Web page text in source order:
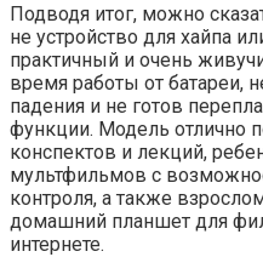
Подводя итог, можно
не устройство для хайпа
практичный и очень
время работы от батареи,
падения и не готов
функции. Модель отлично
конспектов и лекций,
мультфильмов с
контроля, а также
домашний планшет для
интернете.